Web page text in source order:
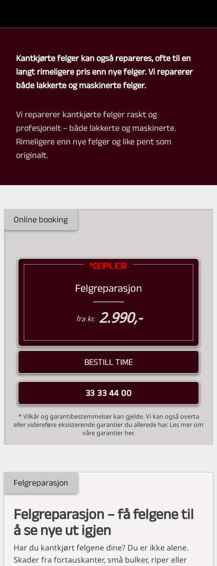
Kantkjørte felger kan også repareres, ofte til en
langt rimeligere pris enn nye felger. Vi reparerer
både lakkerte og maskinerte felger.
Vi reparerer kantkjørte felger raskt og
profesjonelt – både lakkerte og maskinerte.
Rimeligere enn nye felger og like pent som
originalt.
Felgreparasjon
Felgreparasjon – få felgene til
å se nye ut igjen
Har du kantkjørt felgene dine? Du er ikke alene.
Skader fra fortauskanter, små bulker, riper eller
Online booking
Felgreparasjon
fra kr. 2.990,-
BESTILL TIME
33 33 44 00
* Vilkår og garantibestemmelser kan gjelde. Vi kan også overta
eller videreføre eksisterende garantier du allerede har. Les mer om
våre garantier her.